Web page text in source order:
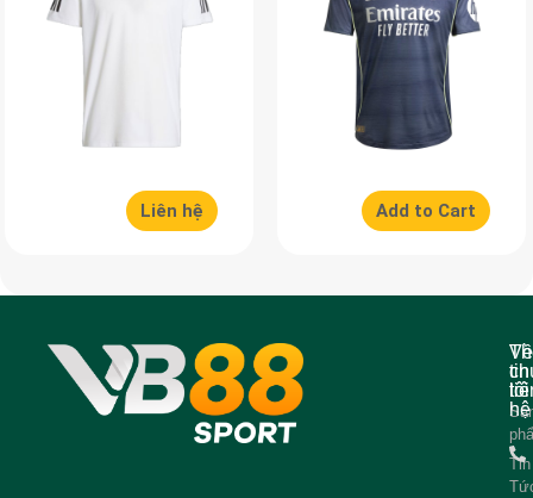
Liên hệ Add to Cart
Về
tôi
Tin
tin
hệ